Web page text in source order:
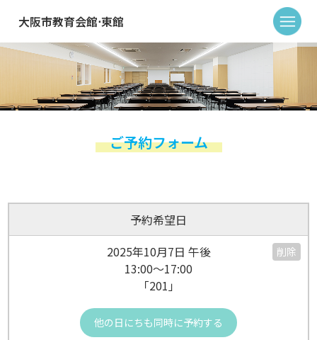
大阪市教育会館⋅東館
ご予約フォーム
予約希望日
2025年10月7日 午後
13:00～17:00
「201」
削除
他の日にちも同時に予約する